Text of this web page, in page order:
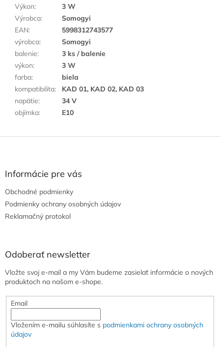
Výkon:
3 W
Výrobca:
Somogyi
EAN:
5998312743577
výrobca:
Somogyi
balenie:
3 ks / balenie
výkon:
3 W
farba:
biela
kompatibilita:
KAD 01, KAD 02, KAD 03
napätie:
34 V
objímka: E10
Informácie pre vás
Obchodné podmienky
Podmienky ochrany osobných údajov
Reklamačný protokol
Odoberať newsletter
Vložte svoj e-mail a my Vám budeme zasielať informácie o nových
produktoch na našom e-shope.
Email
Vložením e-mailu súhlasíte s podmienkami ochrany osobných
údajov